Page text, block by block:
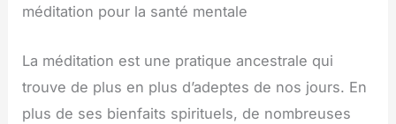
méditation pour la santé mentale
La méditation est une pratique ancestrale qui
trouve de plus en plus d’adeptes de nos jours. En
plus de ses bienfaits spirituels, de nombreuses